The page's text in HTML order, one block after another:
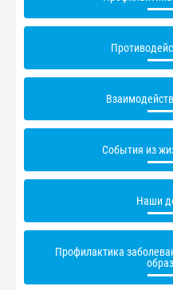
События из
Наши
Профилактика